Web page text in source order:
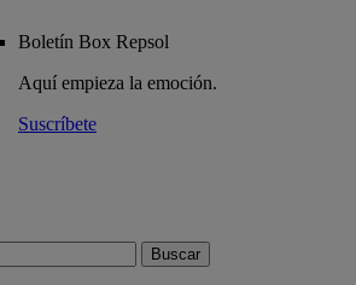
Boletín Box Repsol
Aquí empieza la emoción.
Suscríbete